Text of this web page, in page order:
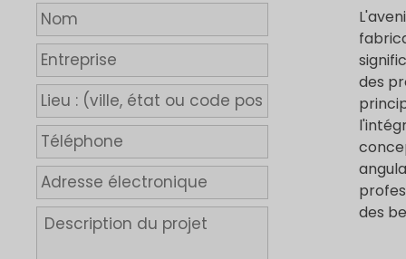
des
des
N
o
m
*
E
n
t
r
e
p
r
s
L
i
e
u
:
(
v
T
é
é
p
h
A
d
D